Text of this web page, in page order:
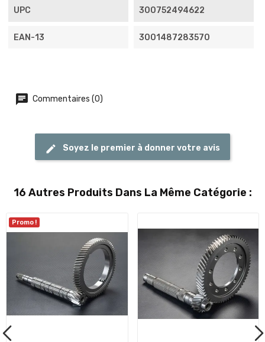
UPC 300752494622
EAN-13 3001487283570
Commentaires (0)
Soyez le premier à donner votre avis
16 Autres Produits Dans La Même Catégorie :
Promo !